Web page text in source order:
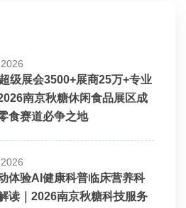
级展会3500+展商25万+专业
南京秋糖休闲食品展区成
食赛道必争之地
体验AI健康科普临床营养科
读｜2026南京秋糖科技服务